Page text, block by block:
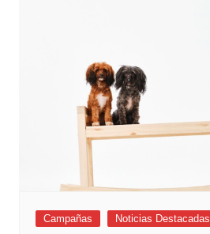
Campañas Noticias Destacadas